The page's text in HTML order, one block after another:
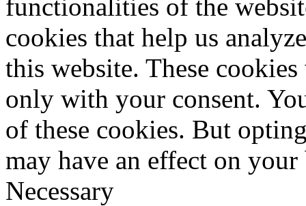
functionalities of the
cookies that help us
this website. These
only with your consent.
of these cookies. But
may have an effect on
Necessary